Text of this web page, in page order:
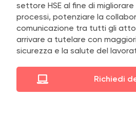
settore HSE al fine di
processi, potenziare la
comunicazione tra tutti gli
arrivare a tutelare con
sicurezza e la salute del
Richiedi